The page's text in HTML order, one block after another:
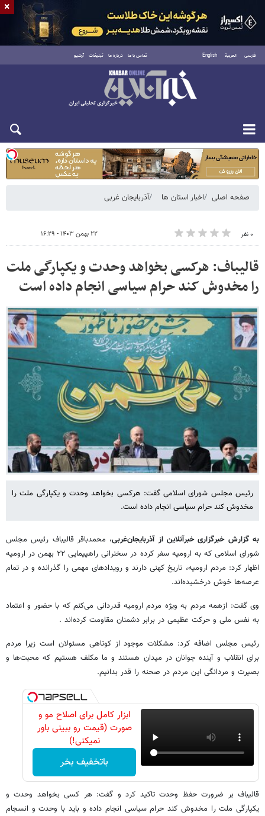
فارسی العربية English تماس با ما درباره ما تبلیغات آرشیو
شنبه ۱۷ مرداد ۱۴۰۵
صفحه اصلی اخبار استان ها آذربایجان غربی
۰ نفر ۲۲ بهمن ۱۴۰۳ - ۱۶:۲۹
قالیباف: هرکسی بخواهد وحدت و یکپارگی ملت
را مخدوش کند حرام سیاسی انجام داده است
رئیس مجلس شورای اسلامی گفت: هرکسی بخواهد وحدت و یکپارگی ملت را
مخدوش کند حرام سیاسی انجام داده است.
به گزارش خبرگزاری خبرآنلاین از آذربایجان‌غربی، محمدباقر قالیباف رئیس مجلس
شورای اسلامی که به ارومیه سفر کرده در سخنرانی راهپیمایی ۲۲ بهمن در ارومیه
اظهار کرد: مردم ارومیه، تاریخ کهنی دارند و رویدادهای مهمی را گذرانده و در تمام
عرصه‌ها خوش درخشیده‌اند.
وی گفت: ازهمه مردم به ویژه مردم ارومیه قدردانی می‌کنم که با حضور و اعتماد
به نفس ملی و حرکت عظیمی در برابر دشمنان مقاومت کرده‌اند .
رئیس مجلس اضافه کرد: مشکلات موجود از کوتاهی مسئولان است زیرا مردم
برای انقلاب و آینده جوانان در میدان هستند و ما مکلف هستیم که محبت‌ها و
بصیرت و مردانگی این مردم در صحنه را قدر بدانیم.
ابزار کامل برای اصلاح مو و
صورت (قیمت رو ببینی باور
نمیکنی!)
باتخفیف بخر
قالیباف بر ضرورت حفظ وحدت تاکید کرد و گفت: هر کسی بخواهد وحدت و
یکپارگی ملت را مخدوش کند حرام سیاسی انجام داده و باید با وحدت و انسجام
×